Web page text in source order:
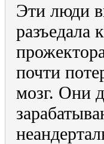
Эти люди
разъедала
почти
мозг. Они